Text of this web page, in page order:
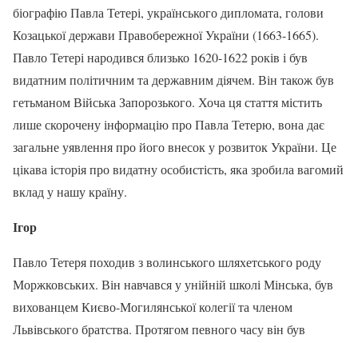
біографію Павла Тетері, українського дипломата, голови
Козацької держави Правобережної України (1663-1665).
Павло Тетері народився близько 1620-1622 років і був
видатним політичним та державним діячем. Він також був
гетьманом Війська Запорозького. Хоча ця стаття містить
лише скорочену інформацію про Павла Тетерю, вона дає
загальне уявлення про його внесок у розвиток України. Це
цікава історія про видатну особистість, яка зробила вагомий
вклад у нашу країну.
Ігор
Павло Тетеря походив з волинського шляхетського роду
Моржковських. Він навчався у унійній школі Мінська, був
вихованцем Києво-Могилянської колегії та членом
Львівського братства. Протягом певного часу він був